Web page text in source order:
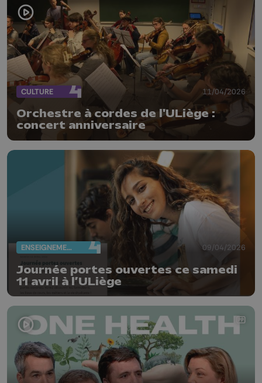
CULTURE 11/04/2026
Orchestre à cordes de l'ULiège :
concert anniversaire
ENSEIGNEMENT 09/04/2026
Journée portes ouvertes ce samedi
11 avril à l’ULiège